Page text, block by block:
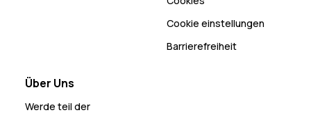
Cookie einstellungen
Barrierefreiheit
Über Uns
Werde teil der